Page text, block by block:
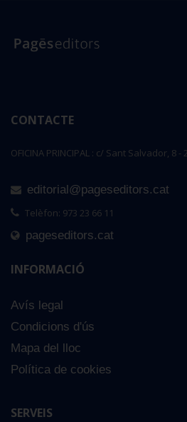
CONTACTE
OFICINA PRINCIPAL : c/ Sant Salvador, 8 -
editorial@pageseditors.cat
Telèfon: 973 23 66 11
pageseditors.cat
INFORMACIÓ
Avís legal
Condicions d'ús
Mapa del lloc
Política de cookies
SERVEIS